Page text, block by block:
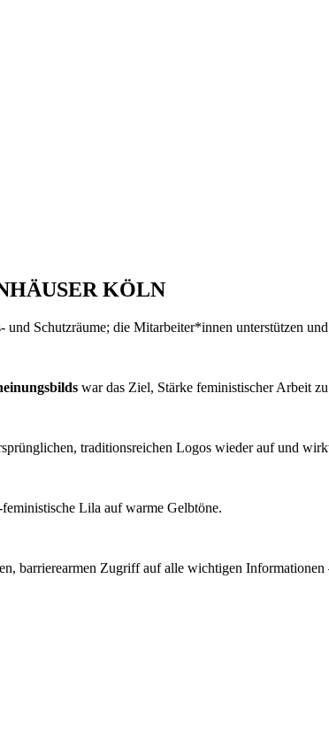
KÖLN
und Schutzräume; die Mitarbeiter*innen unterstützen
war das Ziel, Stärke feministischer Arbeit
traditionsreichen Logos wieder auf und
Lila auf warme Gelbtöne.
barrierearmen Zugriff auf alle wichtigen